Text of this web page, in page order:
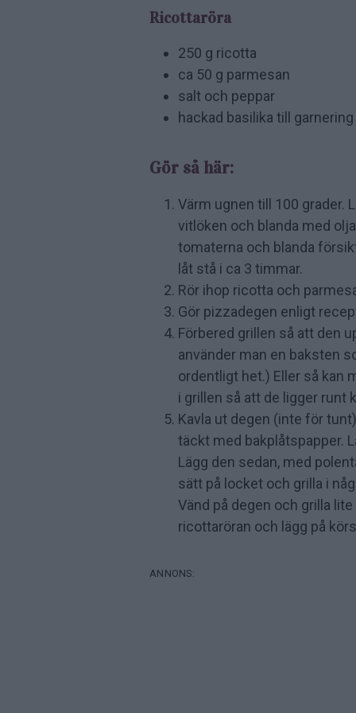
Ricottaröra
250 g ricotta
ca 50 g parmesan
salt och peppar
hackad basilika till garnering
Gör så här:
Värm ugnen till 100 grader.
vitlöken och blanda med
tomaterna och blanda
låt stå i ca 3 timmar.
Rör ihop ricotta och
Gör pizzadegen enligt
Förbered grillen så att den
använder man en baksten
ordentligt het.) Eller så kan
i grillen så att de ligger runt
Kavla ut degen (inte för
täckt med bakplåtspapper.
Lägg den sedan, med
sätt på locket och grilla i
Vänd på degen och grilla
ricottaröran och lägg på